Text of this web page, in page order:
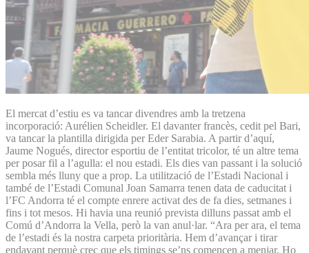
El mercat d’estiu es va tancar divendres amb la tretzena
incorporació: Aurélien Scheidler. El davanter francès, cedit pel Bari,
va tancar la plantilla dirigida per Eder Sarabia. A partir d’aquí,
Jaume Nogués, director esportiu de l’entitat tricolor, té un altre tema
per posar fil a l’agulla: el nou estadi. Els dies van passant i la solució
sembla més lluny que a prop. La utilització de l’Estadi Nacional i
també de l’Estadi Comunal Joan Samarra tenen data de caducitat i
l’FC Andorra té el compte enrere activat des de fa dies, setmanes i
fins i tot mesos. Hi havia una reunió prevista dilluns passat amb el
Comú d’Andorra la Vella, però la van anul·lar. “Ara per ara, el tema
de l’estadi és la nostra carpeta prioritària. Hem d’avançar i tirar
endavant perquè crec que els timings se’ns comencen a menjar. Ho